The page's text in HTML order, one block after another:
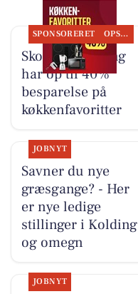
SPONSORERET OPSLAGSTAVLEN
Skousen Kolding
har op til 40%
besparelse på
køkkenfavoritter
JOBNYT
Savner du nye
græsgange? - Her
er nye ledige
stillinger i Kolding
og omegn
JOBNYT